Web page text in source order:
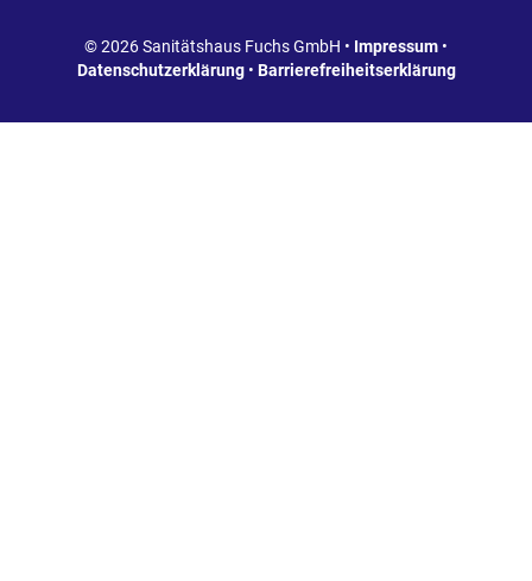
© 2026 Sanitätshaus Fuchs GmbH • Impressum •
Datenschutzerklärung• Barrierefreiheitserklärung